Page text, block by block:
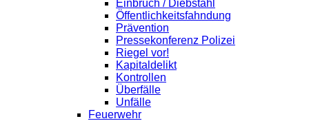
Einbruch / Diebstahl
Öffentlichkeitsfahndung
Prävention
Pressekonferenz Polizei
Riegel vor!
Kapitaldelikt
Kontrollen
Überfälle
Unfälle
Feuerwehr